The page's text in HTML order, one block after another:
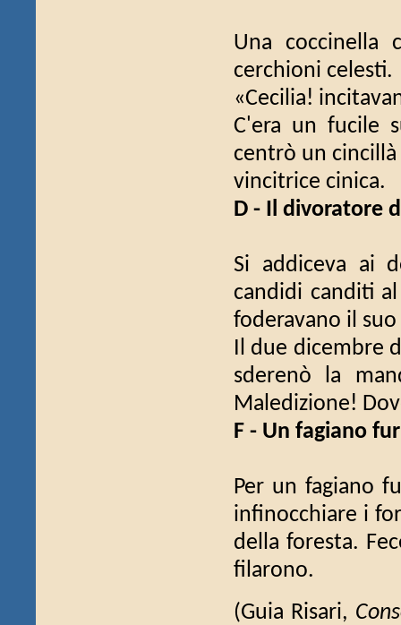
Una coccinella
cerchioni celesti.
«Cecilia!
C'era un fucile
centrò un cincillà
vincitrice cinica.
D - Il divoratore
Si addiceva ai
candidi canditi
foderavano il
Il due dicembre
sderenò la
Maledizione!
F - Un fagiano
Per un fagiano
infinocchiare i
della foresta.
filarono.
(Guia Risari,